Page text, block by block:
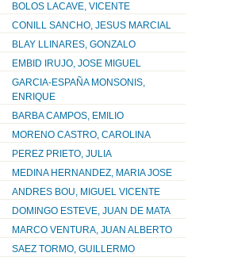
BOLOS LACAVE, VICENTE
CONILL SANCHO, JESUS MARCIAL
BLAY LLINARES, GONZALO
EMBID IRUJO, JOSE MIGUEL
GARCIA-ESPAÑA MONSONIS,
ENRIQUE
BARBA CAMPOS, EMILIO
MORENO CASTRO, CAROLINA
PEREZ PRIETO, JULIA
MEDINA HERNANDEZ, MARIA JOSE
ANDRES BOU, MIGUEL VICENTE
DOMINGO ESTEVE, JUAN DE MATA
MARCO VENTURA, JUAN ALBERTO
SAEZ TORMO, GUILLERMO